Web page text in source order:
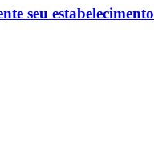
seu estabelecimento